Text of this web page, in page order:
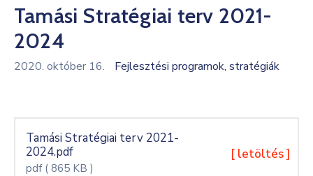
Kultúra
Keresés
Tamási Stratégiai terv 2021-
2024
2020. október 16. Fejlesztési programok, stratégiák
Tamási Stratégiai terv 2021-
2024.pdf
pdf ( 865 KB )
[ letöltés ]